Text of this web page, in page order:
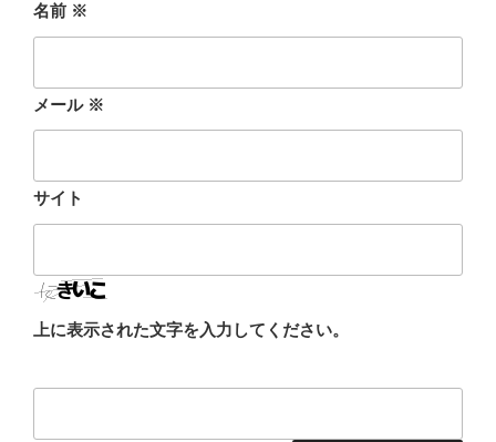
名前 ※
メール ※
サイト
上に表示された文字を入力してください。